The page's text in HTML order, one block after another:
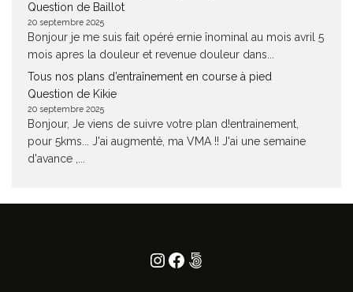
Question de Baillot
20 septembre 2025
Bonjour je me suis fait opéré ernie înominal au mois avril 5
mois apres la douleur et revenue douleur dans...
Tous nos plans d’entraînement en course à pied
Question de Kikie
20 septembre 2025
Bonjour, Je viens de suivre votre plan d!entrainement,
pour 5kms... J'ai augmenté, ma VMA !! J'ai une semaine
d'avance ,...
Instagram
Facebook
500px